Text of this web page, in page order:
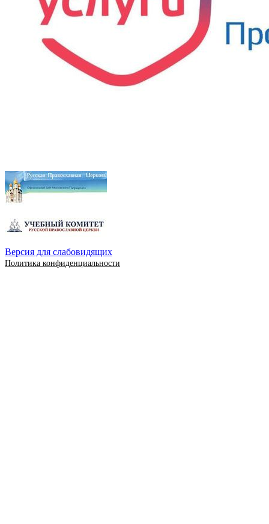
Версия для слабовидящих
Политика конфиденциальности